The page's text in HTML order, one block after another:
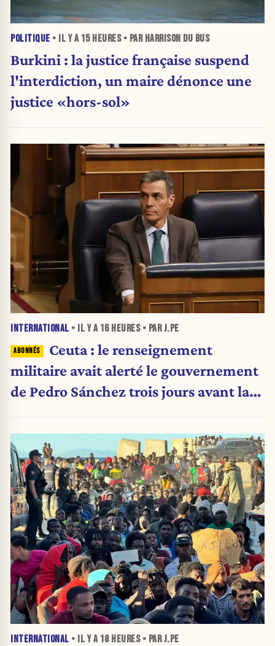
POLITIQUE • IL Y A 15 HEURES• PAR HARRISON DU BUS
Burkini : la justice française suspend
l'interdiction, un maire dénonce une
justice «hors-sol»
INTERNATIONAL • IL Y A 16 HEURES• PAR J.PE
Ceuta : le renseignement
militaire avait alerté le gouvernement
de Pedro Sánchez trois jours avant la
INTERNATIONAL • IL Y A 18 HEURES• PAR J.PE